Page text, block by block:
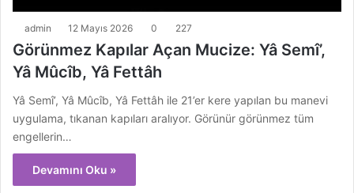
admin 12 Mayıs 2026 0 227
Görünmez Kapılar Açan Mucize: Yâ Semî’,
Yâ Mûcîb, Yâ Fettâh
Yâ Semî’, Yâ Mûcîb, Yâ Fettâh ile 21’er kere yapılan bu manevi
uygulama, tıkanan kapıları aralıyor. Görünür görünmez tüm
engellerin…
Devamını Oku »